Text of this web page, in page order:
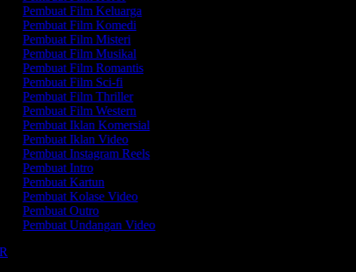
Pembuat Film Keluarga
Pembuat Film Komedi
Pembuat Film Misteri
Pembuat Film Musikal
Pembuat Film Romantis
Pembuat Film Sci-fi
Pembuat Film Thriller
Pembuat Film Western
Pembuat Iklan Komersial
Pembuat Iklan Video
Pembuat Instagram Reels
Pembuat Intro
Pembuat Kartun
Pembuat Kolase Video
Pembuat Outro
Pembuat Undangan Video